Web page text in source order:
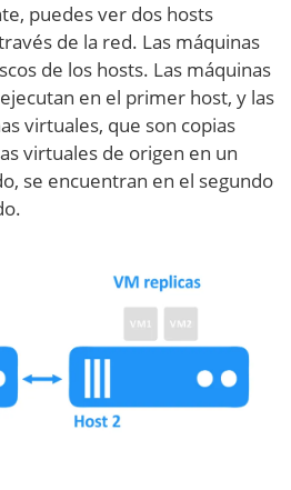
puedes ver dos hosts
de la red. Las máquinas
de los hosts. Las máquinas
en el primer host, y las
virtuales, que son copias
virtuales de origen en un
se encuentran en el segundo